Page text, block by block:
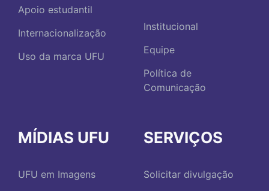
Apoio estudantil
Internacionalização
Uso da marca UFU
Institucional
Equipe
Política de
Comunicação
MÍDIAS UFU
UFU em Imagens
SERVIÇOS
Solicitar divulgação